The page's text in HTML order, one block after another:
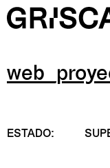
Proyectos
Contacto
ESTADO: